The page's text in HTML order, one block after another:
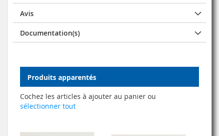
Avis
Documentation(s)
Produits apparentés
Cochez les articles à ajouter au panier ou
sélectionner tout